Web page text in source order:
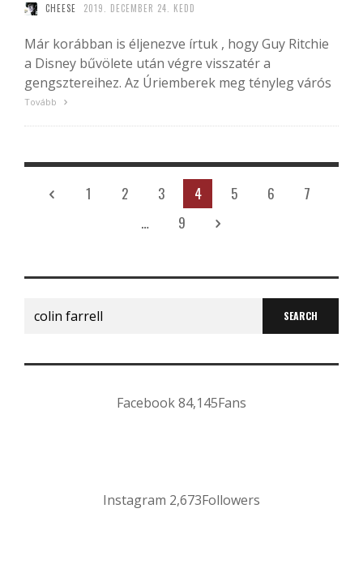
CHEESE 2019. DECEMBER 24. KEDD
Már korábban is éljenezve írtuk , hogy Guy Ritchie
a Disney bűvölete után végre visszatér a
gengsztereihez. Az Úriemberek meg tényleg várós
Tovább
1 2 3 4 5 6
7
…
9
Search
for:
Facebook84,145Fans
Instagram 2,673Followers